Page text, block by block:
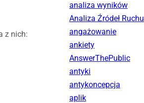
z nich:
analiza wyników
Analiza Źródeł Ruchu
angażowanie
ankiety
AnswerThePublic
antyki
antykoncepcja
aplik